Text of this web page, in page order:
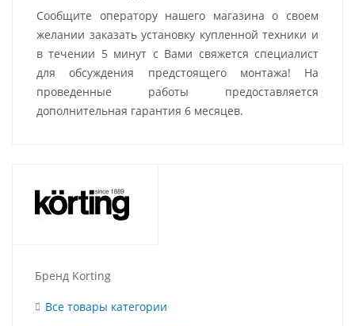
Сообщите оператору нашего магазина о своем
желании заказать установку купленной техники и
в течении 5 минут с Вами свяжется специалист
для обсуждения предстоящего монтажа! На
проведенные работы предоставляется
дополнительная гарантия 6 месяцев.
Бренд Korting
Все товары категории